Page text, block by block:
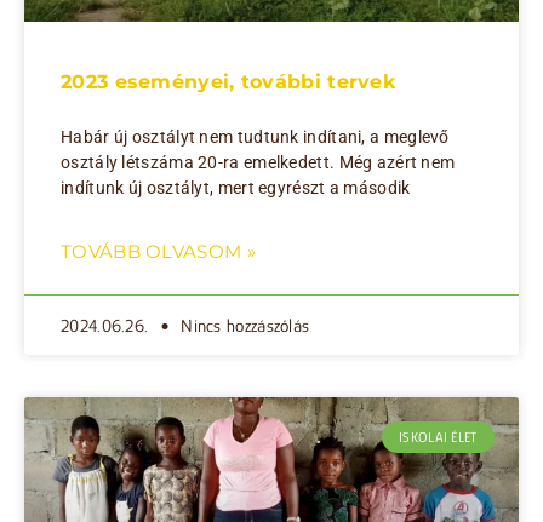
2023 eseményei, további tervek
Habár új osztályt nem tudtunk indítani, a meglevő
osztály létszáma 20-ra emelkedett. Még azért nem
indítunk új osztályt, mert egyrészt a második
TOVÁBB OLVASOM »
2024.06.26. Nincs hozzászólás
ISKOLAI ÉLET